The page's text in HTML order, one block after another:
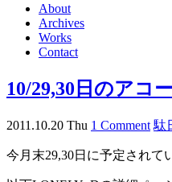
About
Archives
Works
Contact
10/29,30日のアコ
2011.10.20 Thu 1 Comment 駄
今月末29,30日に予定されて